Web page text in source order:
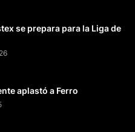
se prepara para la Liga de
aplastó a Ferro